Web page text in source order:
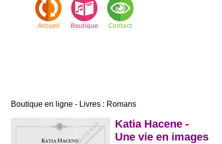
Boutique en ligne - Livres : Romans
Katia Hacene -
Une vie en images